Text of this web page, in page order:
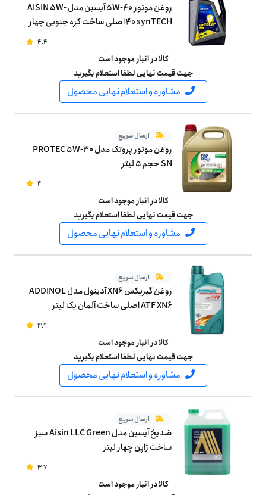
روغن موتور 5W-40 آیسین مدل AISIN 5W-
40 synTECH اصلی ساخت کره جنوبی چهار
4.4
کالا در انبار موجود است
جهت قیمت نهایی لطفا استعلام بگیرید
مشاوره و استعلام نهایی محصول
ارسال سریع
روغن موتور پروتک مدل PROTEC 5W-30
SN حجم 5 لیتر
4
کالا در انبار موجود است
جهت قیمت نهایی لطفا استعلام بگیرید
مشاوره و استعلام نهایی محصول
ارسال سریع
روغن گیربکس XN6 آدینول مدل ADDINOL
ATF XN6 اصلی ساخت آلمان یک لیتر
3.9
کالا در انبار موجود است
جهت قیمت نهایی لطفا استعلام بگیرید
مشاوره و استعلام نهایی محصول
ارسال سریع
ضدیخ آیسین مدل Aisin LLC Green سبز
ساخت ژاپن چهار لیتر
3.7
کالا در انبار موجود است